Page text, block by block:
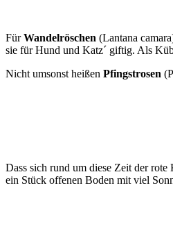
FürWandelröschen (Lantana
sie für Hund und Katz´ giftig. Als
Nicht umsonst heißen Pfingstrosen
Dass sich rund um diese Zeit der rote
ein Stück offenen Boden mit viel